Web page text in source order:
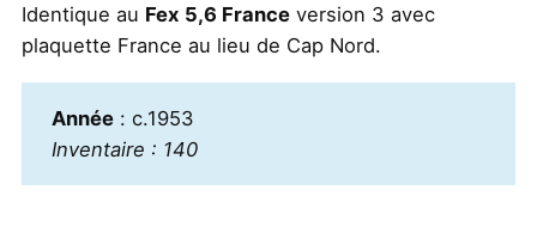
Identique au Fex 5,6 Franceversion 3 avec
plaquette France au lieu de Cap Nord.
Année: c.1953
Inventaire : 140